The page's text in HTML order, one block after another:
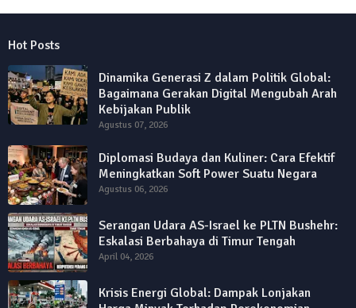
Hot Posts
Dinamika Generasi Z dalam Politik Global:
Bagaimana Gerakan Digital Mengubah Arah
Kebijakan Publik
Agustus 07, 2026
Diplomasi Budaya dan Kuliner: Cara Efektif
Meningkatkan Soft Power Suatu Negara
Agustus 06, 2026
Serangan Udara AS-Israel ke PLTN Bushehr:
Eskalasi Berbahaya di Timur Tengah
April 04, 2026
Krisis Energi Global: Dampak Lonjakan